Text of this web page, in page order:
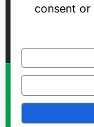
consent or